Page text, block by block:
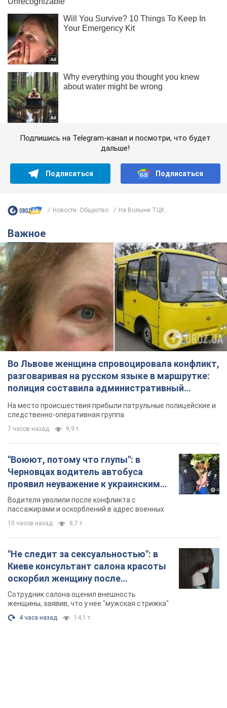
Подпишись на Telegram-канал и посмотри, что будет
дальше!
Подписаться Подписаться
Новости. Общество На Волыни ТЦК...
Важное
Во Львове женщина спровоцировала конфликт,
разговаривая на русском языке в маршрутке:
полиция составила административный
протокол. Видео
На место происшествия прибыли патрульные полицейские и
следственно-оперативная группа
7 часов назад 9,9 т.
"Воюют, потому что глупы": в
Черновцах водитель автобуса
проявил неуважение к украинским
военным и поплатился за это.
Видео
Водителя уволили после конфликта с
пассажирами и оскорблений в адрес военных
10 часов назад 8,7 т.
"Не следит за сексуальностью": в
Киеве консультант салона красоты
оскорбил женщину после
химиотерапии, разгорелся скандал.
Фото
Сотрудник салона оценил внешность
женщины, заявив, что у нее "мужская стрижка"
4 часа назад 14,1 т.